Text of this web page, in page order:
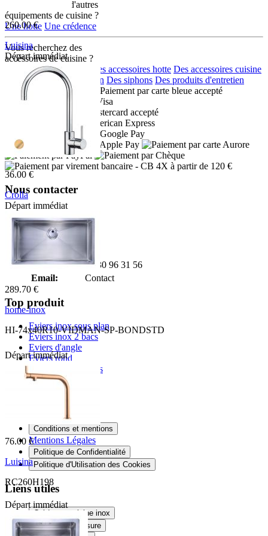
260.00 €
Luisina
RC135DO079
Départ immédiat
36.00 €
Crolla
Départ immédiat
289.70 €
home-inox
HI-74x40R10-VIDMAN-SP-BONDSTD
Départ immédiat
76.00 €
Luisina
RC260H198
Départ immédiat
Vous recherchez d'autres
équipements de cuisine ?
Une hotte Une crédence
Vous recherchez des
accéssoires de cuisine ?
Des accessoires eviers
Des accessoires hotte Des accessoires cuisine
Des distributeurs de savon Des siphons Des produits d'entretien
Moyens de paiement :
- CB 4X à partir de 120 €
Nous contacter
Boulevard de l'Odet
Village des artisans
Téléphone:
02 30 96 31 56
Email:
Contact
Top produit
Eviers inox sous plan
Eviers inox 2 bacs
Eviers d'angle
Eviers rond
Eviers granit 2 bacs
Informations
Livraison
Conditions et mentions
Mentions Légales
Politique de Confidentialité
Politique d'Utilisation des Cookies
Liens utiles
Crédence cuisine inox
Douche sur mesure